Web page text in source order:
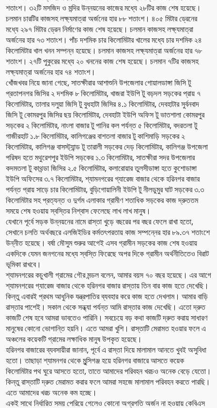
শতাংশ। ৩২টি মসজিদ ও মন্দির উন্নয়নের কাজের মধ্যে ২৮টির কাজ শেষ হয়েছে।
চলমান চারটির কাজসহ লক্ষ্যমাত্রা অর্জনের হার ৮৮ শতাংশ। ৪০৫ মিটার ড্রেনের
মধ্যে ২৯৭ মিটার ড্রেন নির্মাণের কাজ শেষ হয়েছে। চলমান কাজসহ লক্ষ্যমাত্রা
অর্জনের হার ৭৩ শতাংশ। পাঁচ দশমিক চার কিলোমিটার খালের মধ্যে চার দশমিক ২৪
কিলোমিটার খাল খনন সম্পন্ন হয়েছে। চলমান কাজসহ লক্ষ্যমাত্রা অর্জনের হার ৭৮
শতাংশ। ২৭টি পুকুরের মধ্যে ২০ খননের কাজ শেষ হয়েছে। চলমান ৭টির কাজসহ
লক্ষ্যমাত্রা অর্জনের হার ৭৪ শতাংশ।
খোঁজখবর নিয়ে জানা গেছে, সাতক্ষীরার আশাশুনি উপজেলার গোয়ালডাঙ্গা জিসি টু
প্রতাপনগর জিসির ২ দশমিক ৮ কিলোমিটার, খাজরা ইউপি টু বড়দল সড়কের প্রায় ৭
কিলোমিটার, তালার দলুয়া জিসি টু বুধহাটা জিসির ৪.১ কিলোমিটার, দেবহাটার সুর্বনবাদ
জিসি টু কোমরপুর জিসির ছয় কিলোমিটার, দেবহাটা ইউপি অফিস টু ভাতশালা কোমরপুর
সড়কের ২ কিলোমিটার, নাংলা বাজার টু পানির কল পর্যন্ত ৫ কিলোমিটার, বদরতলা টু
গাজীরহাট ১.৮ কিলোমিটার, কালিগঞ্জের বাশতলা বাজার টু কাশিমাড়ি সড়কের ২
কিলোমিটার, কালিগঞ্জ বাসস্ট্যান্ড টু তারালী সড়কের দেড় কিলোমিটার, কালিগঞ্জ উপজেলা
পরিষদ হতে মথুরেশপুর ইউপি সড়কের ১.৩ কিলোমিটার, সাতক্ষীরা সদর উপজেলার
কদমতলা টু কাথন্ডা জিসির ২.৫ কিলোমিটার, কলারোয়ার তুলসীডাঙ্গা হতে কুশোডাঙ্গা
ইউপি অফিসের ৩.৭ কিলোমিটার, শ্যামনগরের গ্যারেজ বাজার থেকে হরিনগর বাজার
পর্যন্ত প্রায় সাড়ে চার কিলোমিটার, বুড়িগোয়ালিনী ইউপি টু নীলডুমুর ঘাট সড়কের ৩.৩
কিলোমিটার সহ প্রত্যন্ত ও দুর্গম এলাকার গ্রামীণ শতাধিক সড়কের কাজ দ্রুততম
সময়ে শেষ হওয়ায় স্বস্তির নিশ্বাস ফেলেছে লাখ লাখ মানুষ।
যেখানে পূর্বে সড়ক উন্নয়নের নামে রাস্তা খুড়ে বছরের পর বছর ফেলে রাখা হতো,
সেখানে চলতি অর্থবছরে এলজিইডির কর্মতৎপরতায় কাজ সম্পন্নের হার ৮৯.৩৭ শতাংশে
উন্নীত হয়েছে। বর্ষা মৌসুম শুরুর আগেই এসব গ্রামীন সড়কের কাজ শেষ হওয়ায়
একদিকে যেমন জনগনের মধ্যে স্বস্তি ফিরেছে অপর দিকে গ্রামীন অর্থনীতিতেও বিরাট
ভূমিকা রাখবে।
শ্যামনগরের কচুখালী গ্রামের গৌর মন্ডল বলেন, আমার বয়স ৭০ বছর হয়েছে। এর আগে
শ্যামনগরের গ্যারেজ বাজার থেকে হরিনগর বাজার রাস্তায় তিন বার কাজ হতে দেখেছি।
কিন্তু এবারই প্রথম আধুনিক যন্ত্রপাতির ব্যবহার করে কাজ হতে দেখলাম। আমার বাড়ি
রাস্তার পাশেই। সকাল থেকে সন্ধ্যা পর্যন্ত আমি রাস্তার কাজ দেখেছি। এতো দ্রুত
কাজটি শেষ হবে আমরা ভাবতেও পারিনি। সবচেয়ে বড় কথা কাজটি দ্রুত করায় সাধারণ
মানুষের কোনো ভোগান্তি হয়নি। এতে আমরা খুশি। রাস্তাটি মেরামত হওয়ার ফলে এ
অঞ্চলের কয়েকটি গ্রামের লক্ষাধিক মানুষ উপকৃত হয়েছে।
হরিনগর বাজারের ব্যবসায়ীরা জানান, পূর্বে এ রাস্তা দিয়ে মালামাল আনতে খুবই অসুবিধা
হতো। তাছাড়া শ্যামনগর থেকে মুন্সিগঞ্জ হয়ে হরিনগর বাজারে আসতে কয়েক
কিলোমিটার পথ ঘুরে আসতে হতো, তাতে আমাদের পরিবহন খরচও অনেক বেড়ে যেতো।
কিন্তু রাস্তাটি দ্রুত মেরামত করার ফলে আমরা সহজে মালামাল পরিবহন করতে পারছি।
এতে আমাদের খরচ অনেক কম হচ্ছে।
একই সাথে নির্ধারিত সময় পেরিয়ে গেলেও কোনো অগ্রগতি অর্জন না হওয়ায় কেবিএস